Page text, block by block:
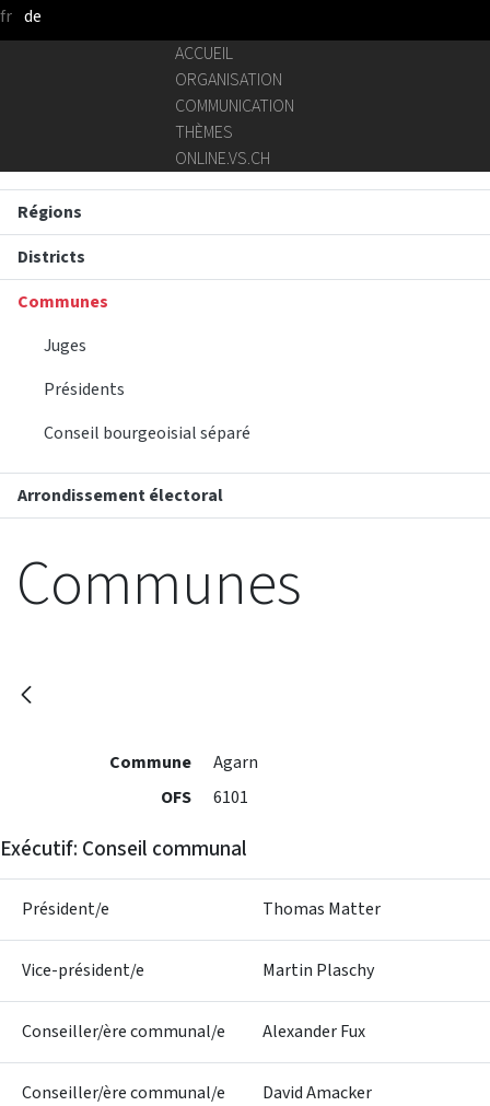
Saut au contenu principal
fr de
ACCUEIL
ORGANISATION
COMMUNICATION
THÈMES
ONLINE.VS.CH
Régions
Districts
Communes
Juges
Présidents
Conseil bourgeoisial séparé
Arrondissement électoral
Communes
Commune
Agarn
OFS
6101
Exécutif: Conseil communal
Président/e Thomas Matter
Vice-président/e Martin Plaschy
Conseiller/ère communal/e Alexander Fux
Conseiller/ère communal/e David Amacker